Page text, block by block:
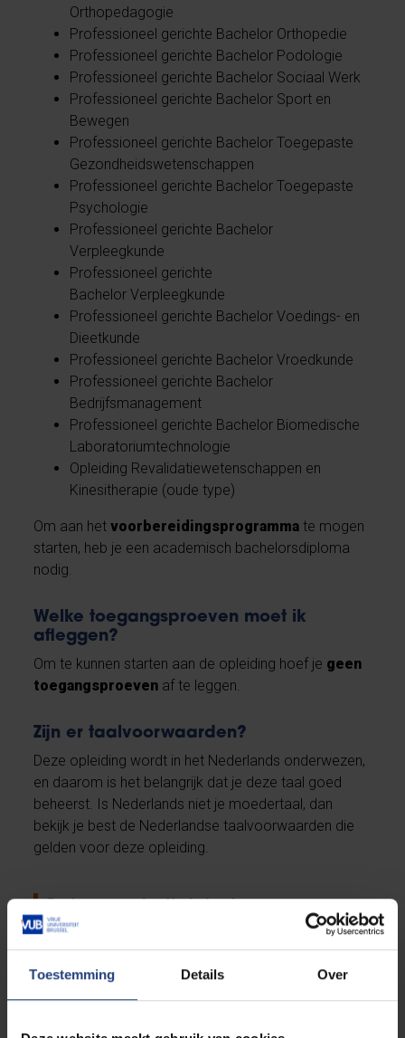
Toestemming Details Over
Orthopedagogie
Professioneel gerichte Bachelor Orthopedie
Professioneel gerichte Bachelor Podologie
Professioneel gerichte Bachelor Sociaal Werk
Professioneel gerichte Bachelor Sport en
Bewegen
Professioneel gerichte Bachelor Toegepaste
Gezondheidswetenschappen
Professioneel gerichte Bachelor Toegepaste
Psychologie
Professioneel gerichte Bachelor
Verpleegkunde
Professioneel gerichte
Bachelor Verpleegkunde
Professioneel gerichte Bachelor Voedings- en
Dieetkunde
Professioneel gerichte Bachelor Vroedkunde
Professioneel gerichte Bachelor
Bedrijfsmanagement
Professioneel gerichte Bachelor Biomedische
Laboratoriumtechnologie
Opleiding Revalidatiewetenschappen en
Kinesitherapie (oude type)
Om aan hetvoorbereidingsprogramma te mogen
starten, heb je een academisch bachelorsdiploma
nodig.
Welke toegangsproeven moet ik
afleggen?
Om te kunnen starten aan de opleiding hoef je geen
toegangsproeven af te leggen.
Zijn er taalvoorwaarden?
Deze opleiding wordt in het Nederlands onderwezen,
en daarom is het belangrijk dat je deze taal goed
beheerst. Is Nederlands niet je moedertaal, dan
bekijk je best de Nederlandse taalvoorwaarden die
gelden voor deze opleiding.
Neen, er zijngeen andere voorwaarden
Management, Zorg en Beleid in de Gerontologie te